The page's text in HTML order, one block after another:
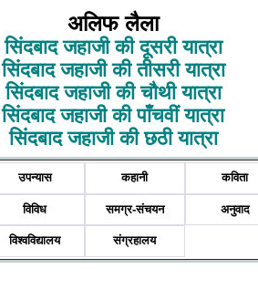
अलिफ लैला
सिंदबाद जहाजी की दूसरी यात्रा
सिंदबाद जहाजी की तीसरी यात्रा
सिंदबाद जहाजी की चौथी यात्रा
सिंदबाद जहाजी की पाँचवीं यात्रा
सिंदबाद जहाजी की छठी यात्रा
उपन्यास कहानी कविता
विविध समग्र-संचयन अनुवाद
विश्वविद्यालय संग्रहालय